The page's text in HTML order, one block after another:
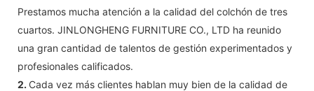
Prestamos mucha atención a la calidad del colchón de tres
cuartos. JINLONGHENG FURNITURE CO., LTD ha reunido
una gran cantidad de talentos de gestión experimentados y
profesionales calificados.
2. Cada vez más clientes hablan muy bien de la calidad de